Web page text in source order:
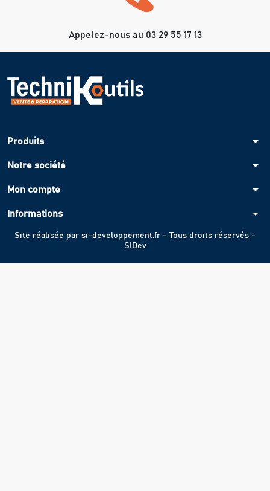
Appelez-nous au 03 29 55 17 13
Produits arrow_drop_down
Notre société arrow_drop_down
Mon compte arrow_drop_down
Informations arrow_drop_down
Site réalisée par si-developpement.fr - Tous droits réservés -
SIDev